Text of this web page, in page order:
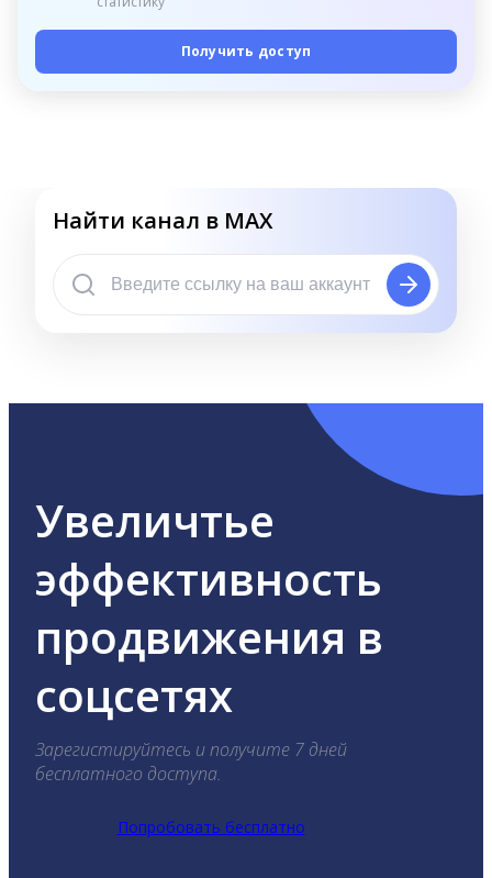
Получить доступ
Найти канал в MAX
Увеличтье
эффективность
продвижения в
соцсетях
Зарегистируйтесь и получите 7 дней
бесплатного доступа.
Попробовать бесплатно